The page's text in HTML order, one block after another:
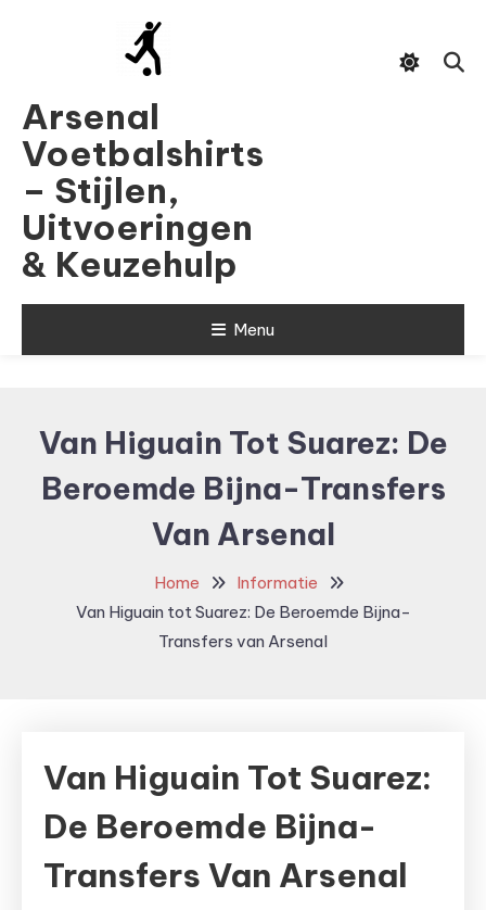
Arsenal
Voetbalshirts
– Stijlen,
Uitvoeringen
& Keuzehulp
Menu
Van Higuain Tot Suarez: De
Beroemde Bijna-Transfers
Van Arsenal
Home
Informatie
Van Higuain tot Suarez: De Beroemde Bijna-
Transfers van Arsenal
Van Higuain Tot Suarez:
De Beroemde Bijna-
Transfers Van Arsenal